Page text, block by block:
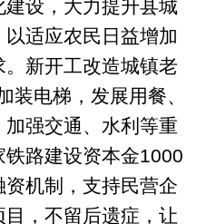
设，大力提升县城
适应农民日益增加
新开工改造城镇老
装电梯，发展用餐、
强交通、水利等重
路建设资本金1000
机制，支持民营企
，不留后遗症，让